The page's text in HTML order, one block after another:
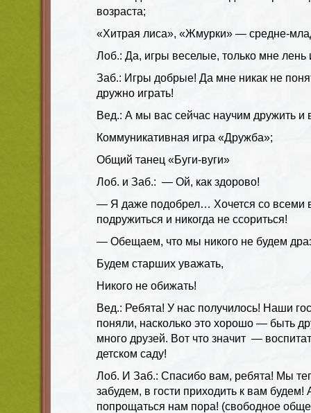
возраста;
«Хитрая лиса», «Жмурки» — средне-
Лоб.: Да, игры веселые, только мне лень
Заб.: Игры добрые! Да мне никак не
дружно играть!
Вед.: А мы вас сейчас научим дружить и
Коммуникативная игра «Дружба»;
Общий танец «Буги-вуги»
Лоб. и Заб.: — Ой, как здорово!
— Я даже подобрел… Хочется со всеми
подружиться и никогда не ссориться!
— Обещаем, что мы никого не будем
Будем старших уважать,
Никого не обижать!
Вед.: Ребята! У нас получилось! Наши
поняли, насколько это хорошо — быть
много друзей. Вот что значит —
детском саду!
Лоб. И Заб.: Спасибо вам, ребята! Мы
забудем, в гости приходить к вам будем!
попрощаться нам пора! (свободное